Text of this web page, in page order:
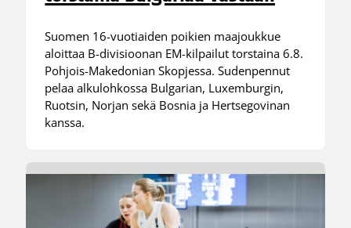
Suomen 16-vuotiaiden poikien maajoukkue
aloittaa B-divisioonan EM-kilpailut torstaina 6.8.
Pohjois-Makedonian Skopjessa. Sudenpennut
pelaa alkulohkossa Bulgarian, Luxemburgin,
Ruotsin, Norjan sekä Bosnia ja Hertsegovinan
kanssa.